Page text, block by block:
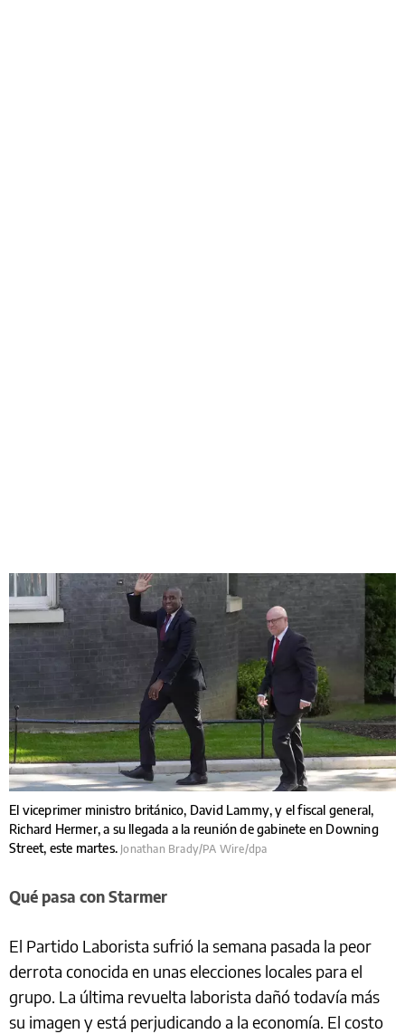
El viceprimer ministro británico, David Lammy, y el fiscal general,
Richard Hermer, a su llegada a la reunión de gabinete en Downing
Street, este martes. Jonathan Brady/PA Wire/dpa
Qué pasa con Starmer
El Partido Laborista sufrió la semana pasada la peor
derrota conocida en unas elecciones locales para el
grupo. La última revuelta laborista dañó todavía más
su imagen y está perjudicando a la economía. El costo